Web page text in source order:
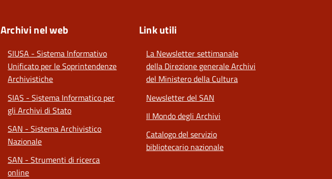
Archivi nel web
SIUSA - Sistema Informativo
Unificato per le Soprintendenze
Archivistiche
SIAS - Sistema Informatico per
gli Archivi di Stato
SAN - Sistema Archivistico
Nazionale
SAN - Strumenti di ricerca
online
Link utili
La Newsletter settimanale
della Direzione generale Archivi
del Ministero della Cultura
Newsletter del SAN
Il Mondo degli Archivi
Catalogo del servizio
bibliotecario nazionale